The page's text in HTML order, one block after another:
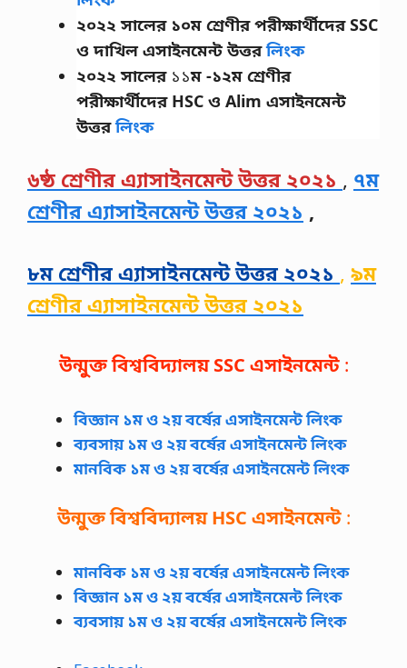
২০২২ সালের ১০ম শ্রেণীরপরীক্ষার্থীদেরSSC
ও দাখিল এসাইনমেন্ট উত্তরলিংক
২০২২ সালের১১ম -১২ম শ্রেণীর
পরীক্ষার্থীদের HSC ও Alim এসাইনমেন্ট
উত্তরলিংক
৬ষ্ঠ শ্রেণীর এ্যাসাইনমেন্ট উত্তর ২০২১ , ৭ম
শ্রেণীর এ্যাসাইনমেন্ট উত্তর ২০২১ ,
৮ম শ্রেণীর এ্যাসাইনমেন্ট উত্তর ২০২১ , ৯ম
শ্রেণীর এ্যাসাইনমেন্ট উত্তর ২০২১
উন্মুক্ত বিশ্ববিদ্যালয়SSC এসাইনমেন্ট:
বিজ্ঞান ১ম ও ২য় বর্ষের এসাইনমেন্ট লিংক
ব্যবসায় ১ম ও ২য় বর্ষের এসাইনমেন্ট লিংক
মানবিক ১ম ও ২য় বর্ষের এসাইনমেন্ট লিংক
উন্মুক্ত বিশ্ববিদ্যালয়HSC এসাইনমেন্ট:
মানবিক ১ম ও ২য় বর্ষের এসাইনমেন্ট লিংক
বিজ্ঞান ১ম ও ২য় বর্ষের এসাইনমেন্ট লিংক
ব্যবসায় ১ম ও ২য় বর্ষের এসাইনমেন্ট লিংক